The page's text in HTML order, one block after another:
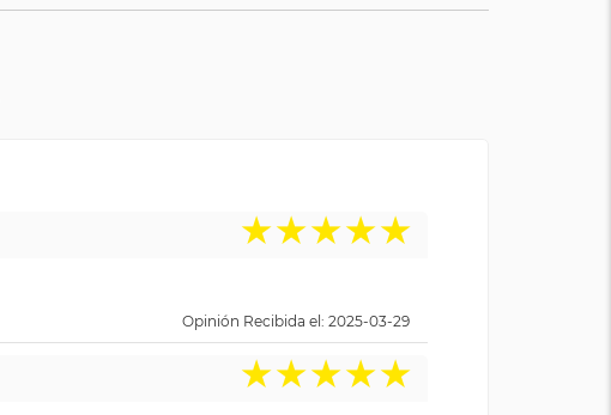
★★★★★
Opinión Recibida el: 2025-03-29
★★★★★